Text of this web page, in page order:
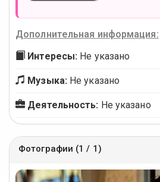
Дополнительная информация:
Интересы: Не указано
Музыка: Не указано
Деятельность: Не указано
Фотографии (1 / 1)